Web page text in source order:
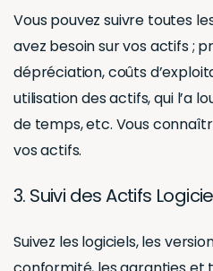
Vous pouvez suivre toutes
avez besoin sur vos actifs ;
dépréciation, coûts
utilisation des actifs, qui l’a
de temps, etc. Vous
vos actifs.
3. Suivi des Actifs
Suivez les logiciels, les